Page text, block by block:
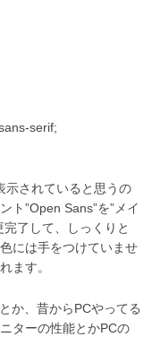
serif;
示されていると思うの
ト”Open Sans”を”メイ
了して、しっくりと
には手をつけていませ
ます。
か、昔からPCやってる
ターの性能とかPCの